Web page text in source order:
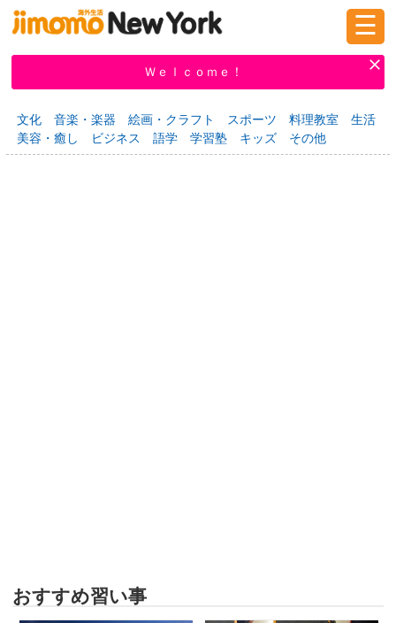
掲示板 タウン情報 教えて！
☰
Ｗｅｌｃｏｍｅ！
文化 音楽・楽器 絵画・クラフト スポーツ 料理教室
生活
美容・癒し
ビジネス 語学 学習塾 キッズ その他
おすすめ習い事